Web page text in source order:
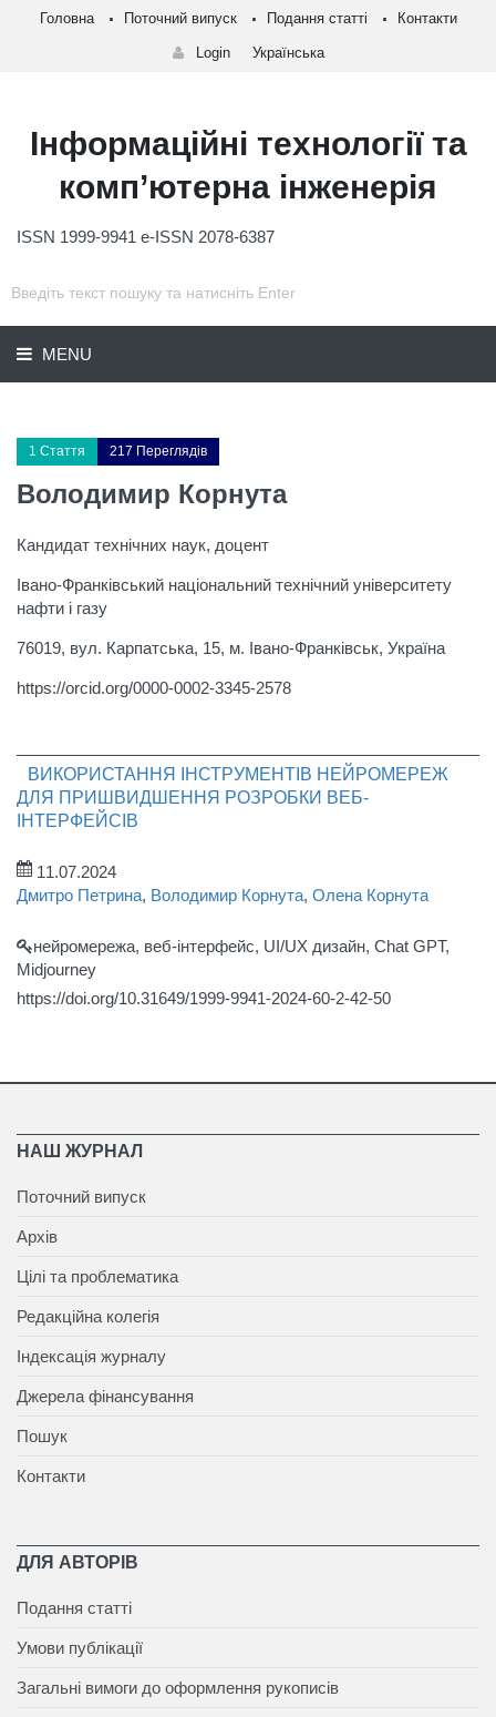
Головна Поточний випуск Подання статті Контакти
Login Українська
Інформаційні технології та
комп’ютерна інженерія
ISSN 1999-9941 e-ISSN 2078-6387
MENU
1 Стаття 217 Переглядів
Володимир Корнута
Кандидат технічних наук, доцент
Івано-Франківський національний технічний університету
нафти і газу
76019, вул. Карпатська, 15, м. Івано-Франківськ, Україна
https://orcid.org/0000-0002-3345-2578
ВИКОРИСТАННЯ ІНСТРУМЕНТІВ НЕЙРОМЕРЕЖ
ДЛЯ ПРИШВИДШЕННЯ РОЗРОБКИ ВЕБ-
ІНТЕРФЕЙСІВ
11.07.2024
Дмитро Петрина, Володимир Корнута, Олена Корнута
нейромережа, веб-інтерфейс, UI/UX дизайн, Chat GPT,
Midjourney
https://doi.org/10.31649/1999-9941-2024-60-2-42-50
НАШ ЖУРНАЛ
Поточний випуск
Архів
Цілі та проблематика
Редакційна колегія
Індексація журналу
Джерела фінансування
Пошук
Контакти
ДЛЯ АВТОРІВ
Подання статті
Умови публікації
Загальні вимоги до оформлення рукописів